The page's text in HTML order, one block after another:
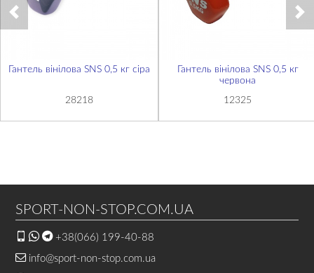
Гантель вінілова SNS 0,5 кг сіра
28218
Гантель вінілова SNS 0,5 кг
червона
12325
SPORT-NON-STOP.COM.UA
+38(066) 199-40-88
info@sport-non-stop.com.ua